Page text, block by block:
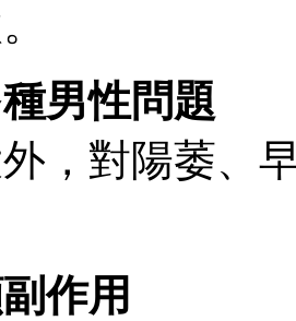
男性問題
，對陽萎、
作用